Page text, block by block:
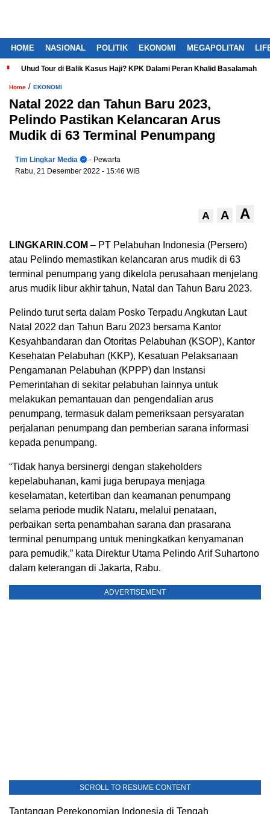
HOME NASIONAL POLITIK EKONOMI MEGAPOLITAN
Uhud Tour di Balik Kasus Haji? KPK Dalami Peran Khalid Basalamah
Home / EKONOMI
Natal 2022 dan Tahun Baru 2023,
Pelindo Pastikan Kelancaran Arus
Mudik di 63 Terminal Penumpang
Tim Lingkar Media
- Pewarta
Rabu, 21 Desember 2022 - 15:46 WIB
A A A
LINGKARIN.COM – PT Pelabuhan Indonesia (Persero)
atau Pelindo memastikan kelancaran arus mudik di 63
terminal penumpang yang dikelola perusahaan menjelang
arus mudik libur akhir tahun, Natal dan Tahun Baru 2023.
Pelindo turut serta dalam Posko Terpadu Angkutan Laut
Natal 2022 dan Tahun Baru 2023 bersama Kantor
Kesyahbandaran dan Otoritas Pelabuhan (KSOP), Kantor
Kesehatan Pelabuhan (KKP), Kesatuan Pelaksanaan
Pengamanan Pelabuhan (KPPP) dan Instansi
Pemerintahan di sekitar pelabuhan lainnya untuk
melakukan pemantauan dan pengendalian arus
penumpang, termasuk dalam pemeriksaan persyaratan
perjalanan penumpang dan pemberian sarana informasi
kepada penumpang.
“Tidak hanya bersinergi dengan stakeholders
kepelabuhanan, kami juga berupaya menjaga
keselamatan, ketertiban dan keamanan penumpang
selama periode mudik Nataru, melalui penataan,
perbaikan serta penambahan sarana dan prasarana
terminal penumpang untuk meningkatkan kenyamanan
para pemudik,” kata Direktur Utama Pelindo Arif Suhartono
dalam keterangan di Jakarta, Rabu.
ADVERTISEMENT
SCROLL TO RESUME CONTENT
Tantangan Perekonomian Indonesia di Tengah